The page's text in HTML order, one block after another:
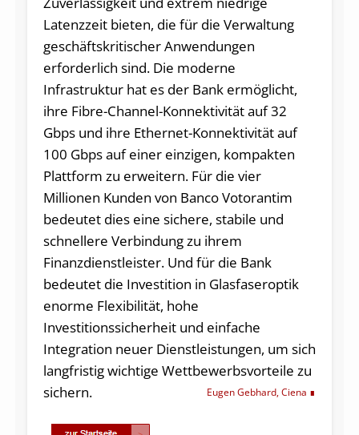
Latenzzeit bieten, die für die Verwaltung
geschäftskritischer Anwendungen
erforderlich sind. Die moderne
Infrastruktur hat es der Bank ermöglicht,
ihre Fibre-Channel-Konnektivität auf 32
Gbps und ihre Ethernet-Konnektivität auf
100 Gbps auf einer einzigen, kompakten
Plattform zu erweitern. Für die vier
Millionen Kunden von Banco Votorantim
bedeutet dies eine sichere, stabile und
schnellere Verbindung zu ihrem
Finanzdienstleister. Und für die Bank
bedeutet die Investition in Glasfaseroptik
enorme Flexibilität, hohe
Investitionssicherheit und einfache
Integration neuer Dienstleistungen, um sich
langfristig wichtige Wettbewerbsvorteile zu
sichern.
Eugen Gebhard, Ciena